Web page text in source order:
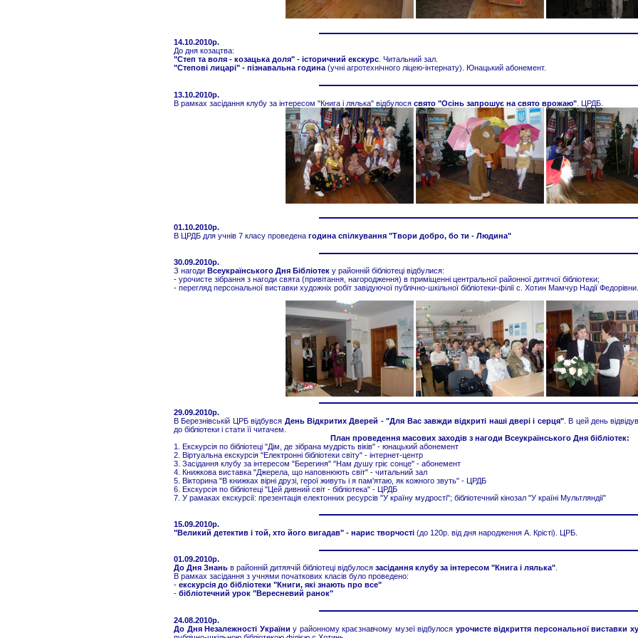
14.10.2010р.
До дня козацтва:
"Степ та воля - козацька доля" - історичний екскурс . Читальний зал.
"Степові лицарі" - пізнавальна година (учні агротехнічного ліцею-інтернату). Юнацький абонемент.
13.10.2010р.
В рамках засідання клубу за інтересом "Книга і лялька" відбулося свято "Осінь запрошує на свято врожаю" . ЦРДБ.
01.10.2010р.
В ЦРДБ для учнів 7 класу проведена година спілкування "Твори добро, бо ти - Людина"
30.09.2010р.
З нагоди Всеукраїнського Дня Бібліотек у районній бібліотеці відбулися:
- урочисте зібрання з нагоди свята (привітання, нагородження) в приміщенні центральної районної дитячої бібліотеки;
- перегляд персональної виставки художніх робіт завідуючої публічно-шкільної бібліотеки-філії с. Хотин Мамчур Надії Федорівни.
29.09.2010р.
В Березнівській ЦРБ відбувся День Відкритих Дверей - "Для Вас завжди відкриті наші двері і серця". В цей день
до бібліотеки і стати її читачем.
План проведення масових заходів з нагоди Всеукраїнського Дня бібліотек:
1. Екскурсія по бібліотеці "Дім, де зібрана мудрість віків" - юнацький абонемент
2. Віртуальна екскурсія "Електронні бібліотеки світу" - інтернет-центр
3. Засідання клубу за інтересом "Берегиня" "Нам душу гріє сонце" - абонемент
4. Книжкова виставка "Джерела, що наповнюють світ" - читальний зал
5. Вікторина "В книжках вірні друзі, герої живуть і я пам'ятаю, як кожного звуть" - ЦРДБ
6. Екскурсія по бібліотеці "Цей дивний світ - бібліотека" - ЦРДБ
7. У рамаках екскурсії: презентація електонних ресурсів "У країну мудрості"; бібліотечний кінозал "У країні Мультляндії"
15.09.2010р.
"Великий детектив і той, хто його вигадав" - нарис творчості (до 120р. від дня народження А. Крісті). ЦРБ.
01.09.2010р.
До Дня Знань в районній дитяячій бібліотеці відбулося засідання клубу за інтересом "Книга і лялька"
В рамках засідання з учнями початкових класів було проведено:
- екскурсія до бібліотеки "Книги, які знають про все"
- бібліотечний урок "Вересневий ранок"
24.08.2010р.
До Дня Незалежності України у районному краєзнавчому музеї відбулося урочисте відкриття персональної виставки